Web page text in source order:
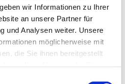
wir Informationen zu Ihrer
an unsere Partner für
und Analysen weiter. Unsere
möglicherweise mit
die Sie ihnen bereitgestellt